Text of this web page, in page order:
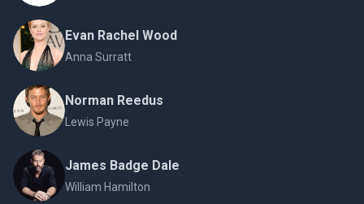
Evan Rachel Wood
Anna Surratt
Norman Reedus
Lewis Payne
James Badge Dale
William Hamilton